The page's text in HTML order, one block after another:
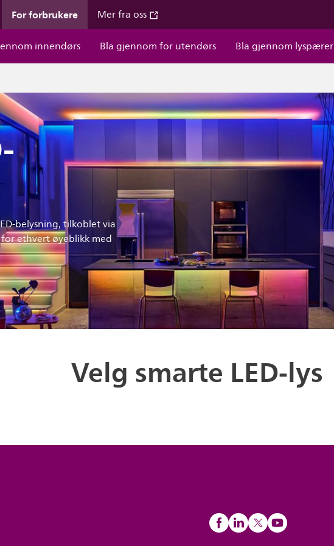
For forbrukere Mer fra oss
innendørs Bla gjennom for utendørs Bla gjennom lyspærer
belysning, tilkoblet via
ethvert øyeblikk med
Velg smarte LED-lys